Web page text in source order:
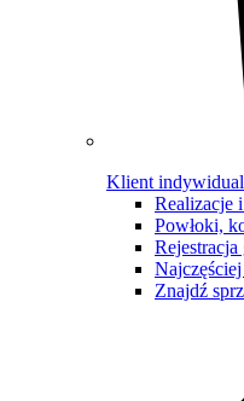
Klient
Realizacje
Powłoki,
Znajdź